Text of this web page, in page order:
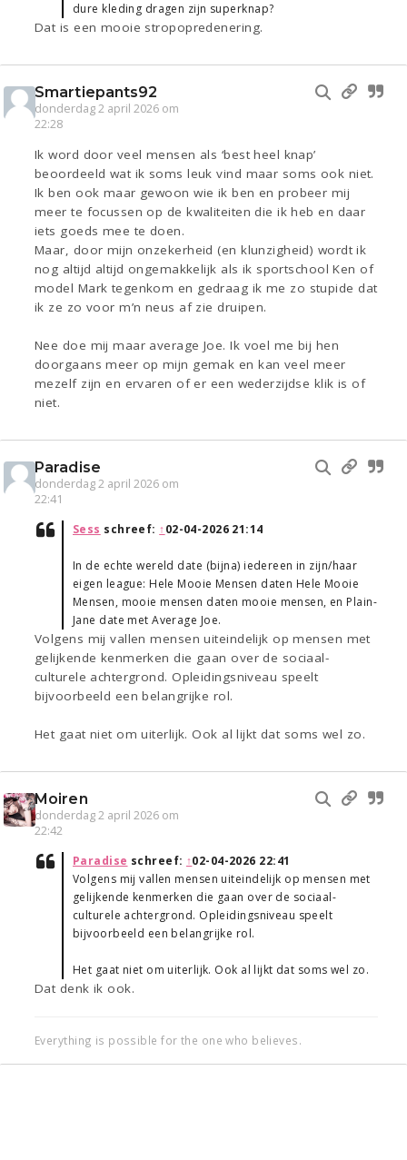
dure kleding dragen zijn superknap?
Dat is een mooie stropopredenering.
Smartiepants92
donderdag 2 april 2026 om
22:28
Ik word door veel mensen als ‘best heel knap’
beoordeeld wat ik soms leuk vind maar soms ook niet.
Ik ben ook maar gewoon wie ik ben en probeer mij
meer te focussen op de kwaliteiten die ik heb en daar
iets goeds mee te doen.
Maar, door mijn onzekerheid (en klunzigheid) wordt ik
nog altijd altijd ongemakkelijk als ik sportschool Ken of
model Mark tegenkom en gedraag ik me zo stupide dat
ik ze zo voor m’n neus af zie druipen.
Nee doe mij maar average Joe. Ik voel me bij hen
doorgaans meer op mijn gemak en kan veel meer
mezelf zijn en ervaren of er een wederzijdse klik is of
niet.
Paradise
donderdag 2 april 2026 om
22:41
Sess schreef: ↑02-04-2026 21:14
In de echte wereld date (bijna) iedereen in zijn/haar
eigen league: Hele Mooie Mensen daten Hele Mooie
Mensen, mooie mensen daten mooie mensen, en Plain-
Jane date met Average Joe.
Volgens mij vallen mensen uiteindelijk op mensen met
gelijkende kenmerken die gaan over de sociaal-
culturele achtergrond. Opleidingsniveau speelt
bijvoorbeeld een belangrijke rol.
Het gaat niet om uiterlijk. Ook al lijkt dat soms wel zo.
Moiren
donderdag 2 april 2026 om
22:42
Paradise schreef: ↑02-04-2026 22:41
Volgens mij vallen mensen uiteindelijk op mensen met
gelijkende kenmerken die gaan over de sociaal-
culturele achtergrond. Opleidingsniveau speelt
bijvoorbeeld een belangrijke rol.
Het gaat niet om uiterlijk. Ook al lijkt dat soms wel zo.
Dat denk ik ook.
Everything is possible for the one who believes.